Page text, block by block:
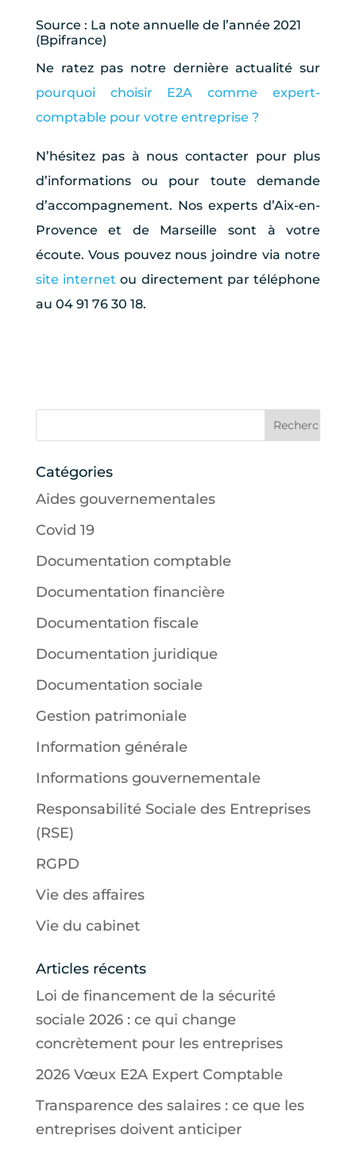
Source : La note annuelle de l’année 2021
(Bpifrance)
Ne ratez pas notre dernière actualité sur
pourquoi choisir E2A comme expert-
comptable pour votre entreprise ?
N’hésitez pas à nous contacter pour plus
d’informations ou pour toute demande
d’accompagnement. Nos experts d’Aix-en-
Provence et de Marseille sont à votre
écoute. Vous pouvez nous joindre via notre
site internet ou directement par téléphone
au 04 91 76 30 18.
Catégories
Aides gouvernementales
Covid 19
Documentation comptable
Documentation financière
Documentation fiscale
Documentation juridique
Documentation sociale
Gestion patrimoniale
Information générale
Informations gouvernementale
Responsabilité Sociale des Entreprises
(RSE)
RGPD
Vie des affaires
Vie du cabinet
Articles récents
Loi de financement de la sécurité
sociale 2026 : ce qui change
concrètement pour les entreprises
2026 Vœux E2A Expert Comptable
Transparence des salaires : ce que les
entreprises doivent anticiper